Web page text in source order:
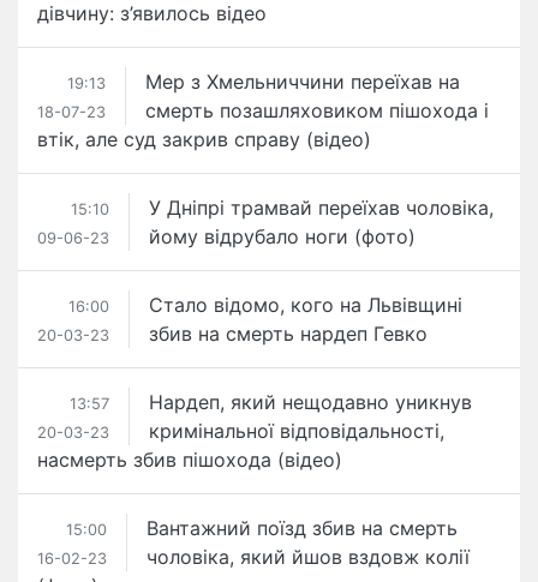
дівчину: з’явилось відео
19:13
18-07-23
Мер з Хмельниччини переїхав на
смерть позашляховиком пішохода і
втік, але суд закрив справу (відео)
15:10
09-06-23
У Дніпрі трамвай переїхав чоловіка,
йому відрубало ноги​ (фото)
16:00
20-03-23
Стало відомо, кого на Львівщині
збив на смерть нардеп Гевко
13:57
20-03-23
Нардеп, який нещодавно уникнув
кримінальної відповідальності,
насмерть збив пішохода (відео)
15:00
16-02-23
Вантажний поїзд збив на смерть
чоловіка, який йшов вздовж колії